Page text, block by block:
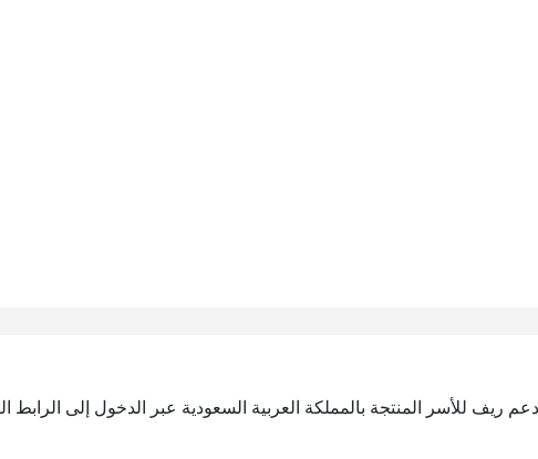
ريف للأسر المنتجة بالمملكة العربية السعودية عبر الدخول إلى الرابط